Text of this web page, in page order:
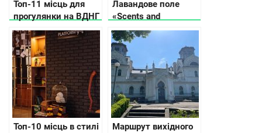
Топ-11 місць для
прогулянки на ВДНГ
в Києві
Лавандове поле
«Scents and
Sensations».
Топ-10 місць в стилі
Маршрут вихідного